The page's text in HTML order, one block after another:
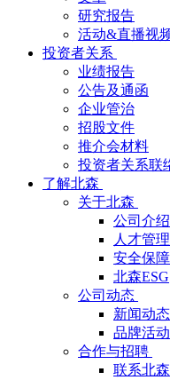
研究报告
活动&直播视
投资者关系
业绩报告
公告及通函
企业管治
招股文件
推介会材料
投资者关系联
了解北森
关于北森
公司介绍
人才管
安全保障
北森ESG
公司动态
新闻动态
品牌活动
合作与招聘
联系北森